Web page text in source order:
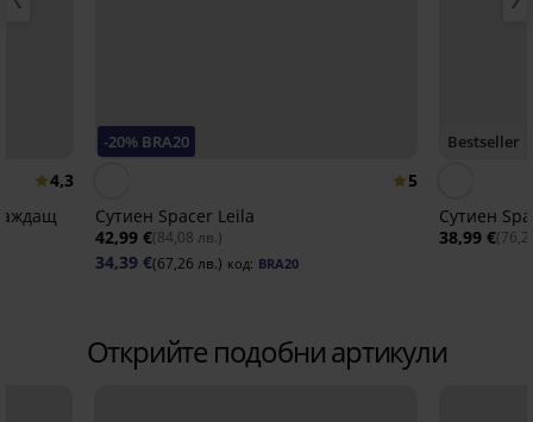
4,3
-20% BRA20
5
Сутиен Spacer Leila
42,99 €(84,08 лв.)
34,39 €(67,26 лв.) код: BRA20
Bestseller
Сутиен
38,99 €
Открийте подобни артикули